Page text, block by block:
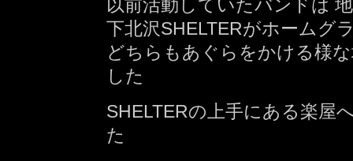
以前活動していたバンドは
下北沢SHELTERがホームグ
どちらもあぐらをかける様
した
SHELTERの上手にある楽屋
た